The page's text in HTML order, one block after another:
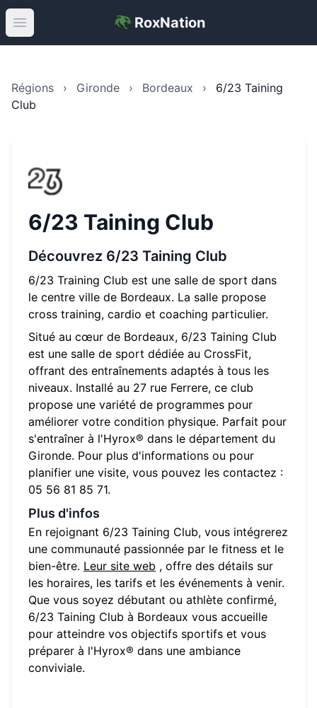
Open main menu RoxNation
Régions › Gironde › Bordeaux ›
6/23 Taining
Club
6/23 Taining Club
Découvrez 6/23 Taining Club
6/23 Training Club est une salle de sport dans
le centre ville de Bordeaux. La salle propose
cross training, cardio et coaching particulier.
Situé au cœur de Bordeaux, 6/23 Taining Club
est une salle de sport dédiée au CrossFit,
offrant des entraînements adaptés à tous les
niveaux. Installé au 27 rue Ferrere, ce club
propose une variété de programmes pour
améliorer votre condition physique. Parfait pour
s'entraîner à l'Hyrox® dans le département du
Gironde. Pour plus d'informations ou pour
planifier une visite, vous pouvez les contactez :
05 56 81 85 71.
Plus d'infos
En rejoignant 6/23 Taining Club, vous intégrerez
une communauté passionnée par le fitness et le
bien-être. Leur site web , offre des détails sur
les horaires, les tarifs et les événements à venir.
Que vous soyez débutant ou athlète confirmé,
6/23 Taining Club à Bordeaux vous accueille
pour atteindre vos objectifs sportifs et vous
préparer à l'Hyrox® dans une ambiance
conviviale.